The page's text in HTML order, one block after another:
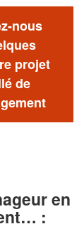
nous
projet
de
en
: